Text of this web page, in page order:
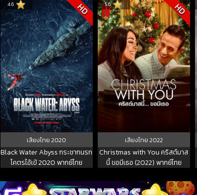
4.6 HD
เสียงไทย2020
Black Water Abyss กระชากนรก
โคตรไอ้เข้ 2020 พากย์ไทย
5.6 HD
เสียงไทย 2022
Christmas with You คริสต์มาส
นี้ ขอมีเธอ (2022) พากย์ไทย